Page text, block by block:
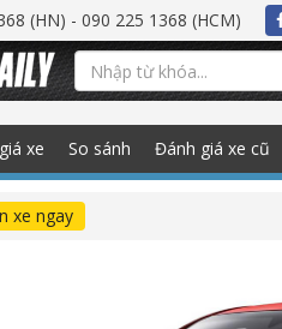
(HN) - 090 225 1368 (HCM)
xe So sánh Đánh giá xe cũ
xe ngay